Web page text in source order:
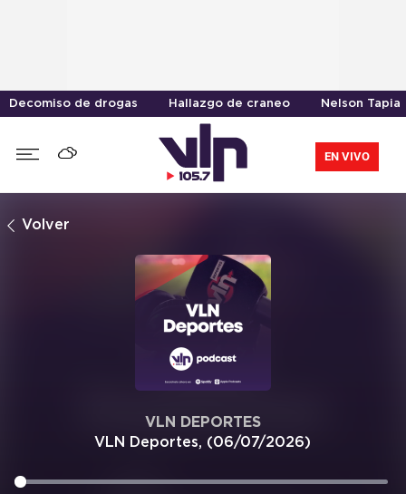
Decomiso de drogas Hallazgo de craneo Nelson Tapia
EN VIVO
Volver
VLN DEPORTES
VLN Deportes, (06/07/2026)